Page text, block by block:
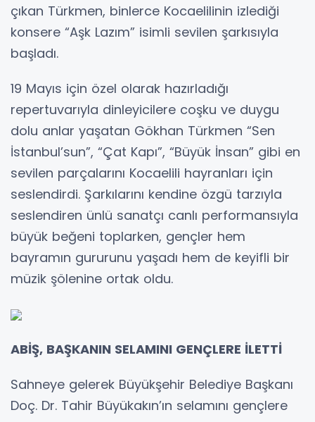
çıkan Türkmen, binlerce Kocaelilinin izlediği
konsere “Aşk Lazım” isimli sevilen şarkısıyla
başladı.
19 Mayıs için özel olarak hazırladığı
repertuvarıyla dinleyicilere coşku ve duygu
dolu anlar yaşatan Gökhan Türkmen “Sen
İstanbul’sun”, “Çat Kapı”, “Büyük İnsan” gibi en
sevilen parçalarını Kocaelili hayranları için
seslendirdi. Şarkılarını kendine özgü tarzıyla
seslendiren ünlü sanatçı canlı performansıyla
büyük beğeni toplarken, gençler hem
bayramın gururunu yaşadı hem de keyifli bir
müzik şölenine ortak oldu.
ABİŞ, BAŞKANIN SELAMINI GENÇLERE İLETTİ
Sahneye gelerek Büyükşehir Belediye Başkanı
Doç. Dr. Tahir Büyükakın’ın selamını gençlere